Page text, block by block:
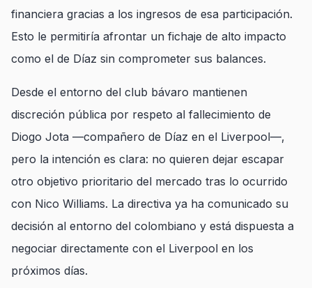
financiera gracias a los ingresos de esa participación.
Esto le permitiría afrontar un fichaje de alto impacto
como el de Díaz sin comprometer sus balances.
Desde el entorno del club bávaro mantienen
discreción pública por respeto al fallecimiento de
Diogo Jota —compañero de Díaz en el Liverpool—,
pero la intención es clara: no quieren dejar escapar
otro objetivo prioritario del mercado tras lo ocurrido
con Nico Williams. La directiva ya ha comunicado su
decisión al entorno del colombiano y está dispuesta a
negociar directamente con el Liverpool en los
próximos días.